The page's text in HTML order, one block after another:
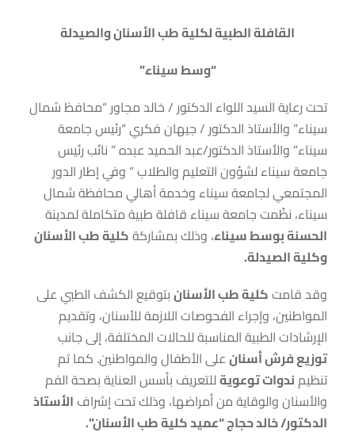
القافلة الطبية لكلية طب الأسنان والصيدلة
“وسط سيناء”
تحت رعاية السيد اللواء الدكتور / خالد مجاور “محافظ شمال
سيناء” والأستاذ الدكتور / جيهان فكري “رئيس جامعة
سيناء” والأستاذ الدكتور/عبد الحميد عبده ” نائب رئيس
جامعة سيناء لشؤون التعليم والطلاب ” وفي إطار الدور
المجتمعي لجامعة سيناء وخدمة أهالي محافظة شمال
سيناء، نظّمت جامعة سيناء قافلة طبية متكاملة لمدينة
الحسنة بوسط سيناء، وذلك بمشاركةكلية طب الأسنان
وكلية الصيدلة.
وقد قامتكلية طب الأسنانبتوقيع الكشف الطبي على
المواطنين، وإجراء الفحوصات اللازمة للأسنان، وتقديم
الإرشادات الطبية المناسبة للحالات المختلفة، إلى جانب
توزيع فرش أسنانعلى الأطفال والمواطنين. كما تم
تنظيمندوات توعويةللتعريف بأسس العناية بصحة الفم
والأسنان والوقاية من أمراضها، وذلك تحت إشراف الأستاذ
الدكتور/ خالد حجاج “عميد كلية طب الأسنان”.